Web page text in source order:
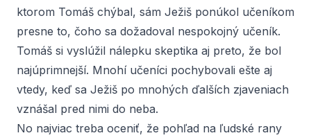
ktorom Tomáš chýbal, sám Ježiš ponúkol učeníkom
presne to, čoho sa dožadoval nespokojný učeník.
Tomáš si vyslúžil nálepku skeptika aj preto, že bol
najúprimnejší. Mnohí učeníci pochybovali ešte aj
vtedy, keď sa Ježiš po mnohých ďalších zjaveniach
vznášal pred nimi do neba.
No najviac treba oceniť, že pohľad na ľudské rany